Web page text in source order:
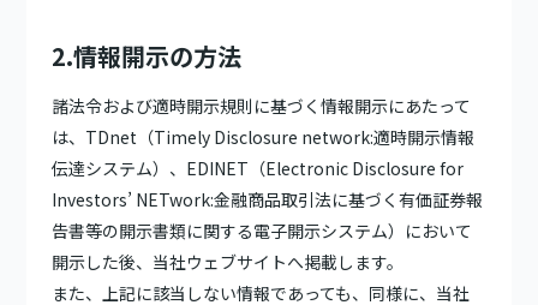
2.情報開示の方法
諸法令および適時開示規則に基づく情報開示にあたって
は、TDnet（Timely Disclosure network:適時開示情報
伝達システム）、EDINET（Electronic Disclosure for
Investors’ NETwork:金融商品取引法に基づく有価証券報
告書等の開示書類に関する電子開示システム）において
開示した後、当社ウェブサイトへ掲載します。
また、上記に該当しない情報であっても、同様に、当社